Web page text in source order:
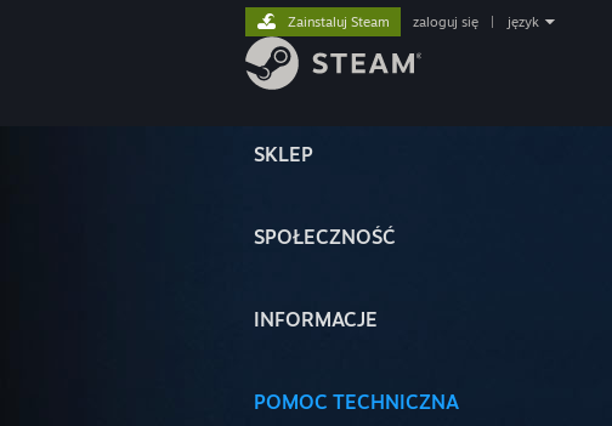
SKLEP
SPOŁECZNOŚĆ
INFORMACJE
POMOC TECHNICZNA
Zainstaluj Steam zaloguj się język